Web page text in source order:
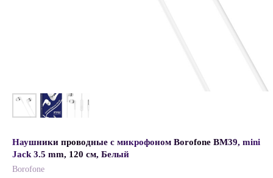
Наушники проводные с микрофоном Borofone BM39, mini
Jack 3.5 mm, 120 см, Белый
Borofone